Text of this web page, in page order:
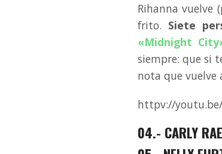
Rihanna vuelve
frito. Siete
«Midnight
siempre: que si
nota que vuelve
httpv://youtu.be/
04.- CARLY